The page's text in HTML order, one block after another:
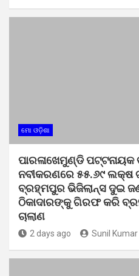
ମୋ ଓଡ଼ିଶା
ପାରଳାଖେମୁଣ୍ଡି
ନବୀକରଣରେ ୫୫.୬୯ ଲକ୍ଷ
ବ୍ରହ୍ମପୁର ଭିଜିଲାନ୍ସ ଦୁଇ
ଠିକାଦାରଙ୍କୁ ଗିରଫ କରି
ଚାଲାଣ
2 days ago Sunil